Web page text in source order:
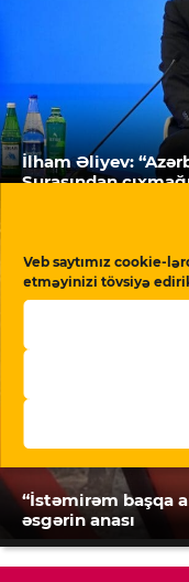
Veb saytımız cookie-
etməyinizi tövsiyə
İlham Əliyev:
Şurasından
“İstəmirəm başqa
əsgərin anası